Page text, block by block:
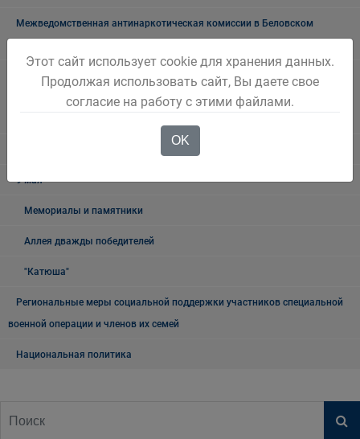
Межведомственная антинаркотическая комиссии в Беловском
Наблюдательная комиссия по социальной адаптации лиц,
освободившихся из мест лишения свободы Беловского городского
9 мая
Мемориалы и памятники
Аллея дважды победителей
"Катюша"
Региональные меры социальной поддержки участников специальной
военной операции и членов их семей
Национальная политика
Этот сайт использует cookie для хранения данных.
Продолжая использовать сайт, Вы даете свое
согласие на работу с этими файлами.
OK